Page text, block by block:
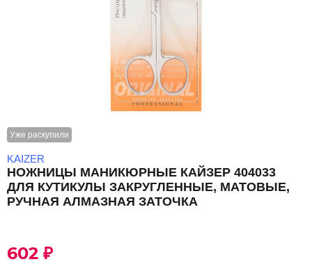
Уже раскупили
KAIZER
НОЖНИЦЫ МАНИКЮРНЫЕ КАЙЗЕР 404033
ДЛЯ КУТИКУЛЫ ЗАКРУГЛЕННЫЕ, МАТОВЫЕ,
РУЧНАЯ АЛМАЗНАЯ ЗАТОЧКА
602 ₽